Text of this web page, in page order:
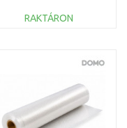
RAKTÁRON
Összehasonlítás